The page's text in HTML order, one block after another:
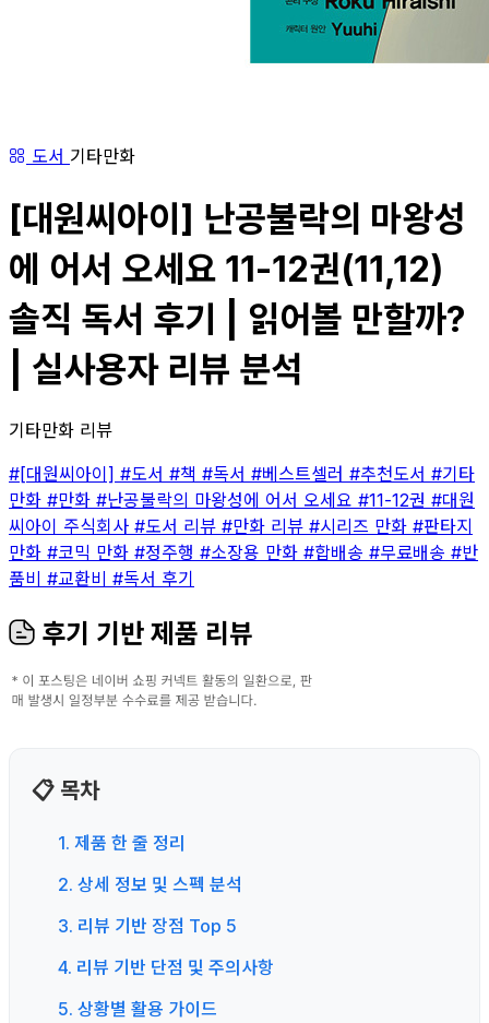
도서 기타만화
[대원씨아이] 난공불락의 마왕성
에 어서 오세요 11-12권(11,12)
솔직 독서 후기 | 읽어볼 만할까?
| 실사용자 리뷰 분석
기타만화 리뷰
#[대원씨아이] #도서 #책 #독서 #베스트셀러 #추천도서 #기타
만화 #만화 #난공불락의 마왕성에 어서 오세요 #11-12권 #대원
씨아이 주식회사 #도서 리뷰 #만화 리뷰 #시리즈 만화 #판타지
만화 #코믹 만화 #정주행 #소장용 만화 #합배송 #무료배송 #반
품비 #교환비 #독서 후기
후기 기반 제품 리뷰
📋 목차
1. 제품 한 줄 정리
2. 상세 정보 및 스펙 분석
3. 리뷰 기반 장점 Top 5
4. 리뷰 기반 단점 및 주의사항
5. 상황별 활용 가이드